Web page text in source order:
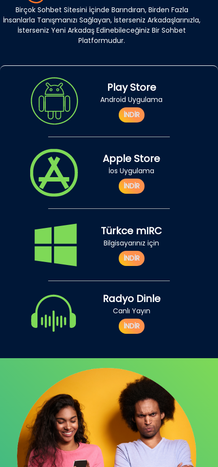
Birçok Sohbet Sitesini İçinde Barındıran, Birden Fazla
İnsanlarla Tanışmanızı Sağlayan, İsterseniz Arkadaşlarınızla,
İsterseniz Yeni Arkadaş Edinebileceğiniz Bir Sohbet
Platformudur.
Play Store
Android Uygulama
İNDİR
Apple Store
İos Uygulama
İNDİR
Türkce mIRC
Bilgisayarınız için
İNDİR
Radyo Dinle
Canlı Yayın
İNDİR